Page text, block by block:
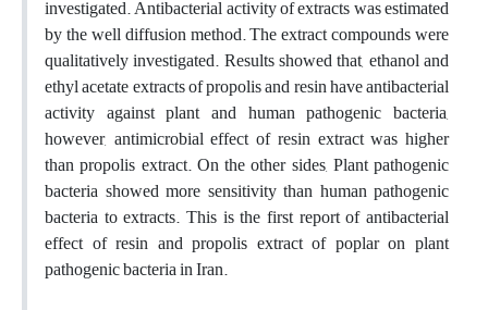
investigated. Antibacterial activity of extracts was estimated
by the well diffusion method. The extract compounds were
qualitatively investigated. Results showed that, ethanol and
ethyl acetate extracts of propolis and resin have antibacterial
activity against plant and human pathogenic bacteria,
however, antimicrobial effect of resin extract was higher
than propolis extract. On the other sides, Plant pathogenic
bacteria showed more sensitivity than human pathogenic
bacteria to extracts. This is the first report of antibacterial
effect of resin and propolis extract of poplar on plant
pathogenic bacteria in Iran.